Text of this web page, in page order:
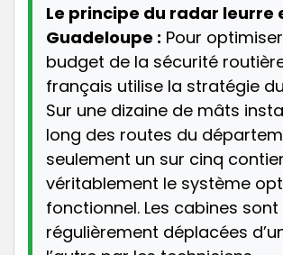
Le principe du radar leurre
Guadeloupe : Pour
budget de la sécurité
français utilise la stratégie
Sur une dizaine de mâts
long des routes du
seulement un sur cinq
véritablement le système
fonctionnel. Les cabines sont
régulièrement déplacées